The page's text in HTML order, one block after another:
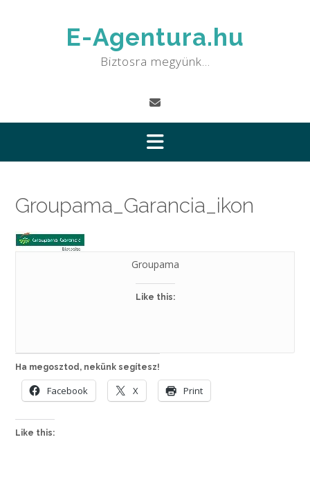
E-Agentura.hu
Biztosra megyünk…
Groupama_Garancia_ikon
Groupama
Like this:
Ha megosztod, nekünk segítesz!
Facebook X Print
Like this: